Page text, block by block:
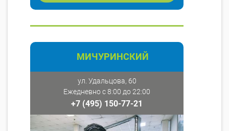
МИЧУРИНСКИЙ
ул. Удальцова, 60
Ежедневно с 8:00 до 22:00
+7 (495) 150-77-21